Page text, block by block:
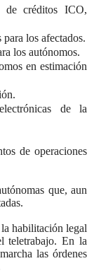
créditos ICO,
los afectados.
los autónomos.
en estimación
de la
de operaciones
que, aun
habilitación legal
teletrabajo. En la
las órdenes